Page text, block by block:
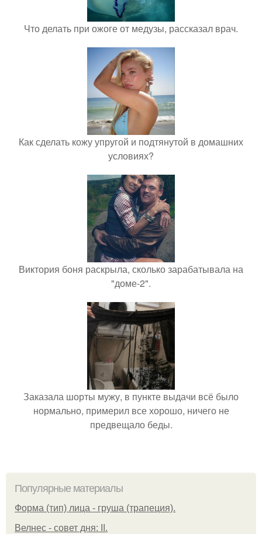
Что делать при ожоге от медузы, рассказал врач.
Как сделать кожу упругой и подтянутой в домашних
условиях?
Виктория боня раскрыла, сколько зарабатывала на
"доме-2".
Заказала шорты мужу, в пункте выдачи всё было
нормально, примерил все хорошо, ничего не
предвещало беды.
Популярные материалы
Форма (тип) лица - груша (трапеция).
Велнес - совет дня: II.